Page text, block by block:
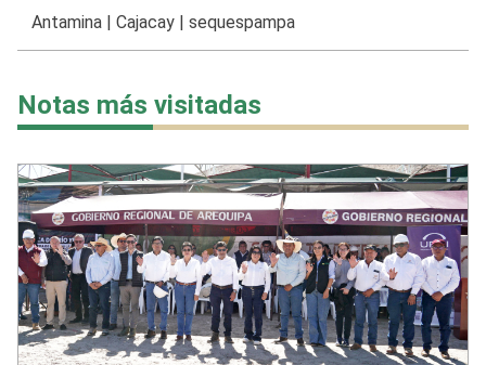
Antamina| Cajacay| sequespampa
Notas más visitadas